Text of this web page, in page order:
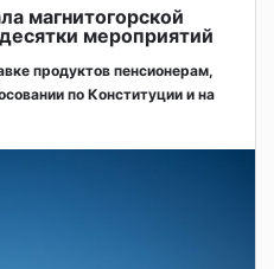
магнитогорской
мероприятий
продуктов пенсионерам,
по Конституции и на